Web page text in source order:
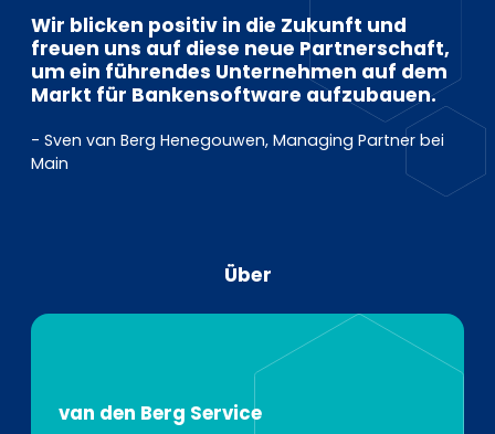
Wir blicken positiv in die Zukunft und
freuen uns auf diese neue Partnerschaft,
um ein führendes Unternehmen auf dem
Markt für Bankensoftware aufzubauen.
- Sven van Berg Henegouwen, Managing Partner bei
Main
Über
van den Berg Service